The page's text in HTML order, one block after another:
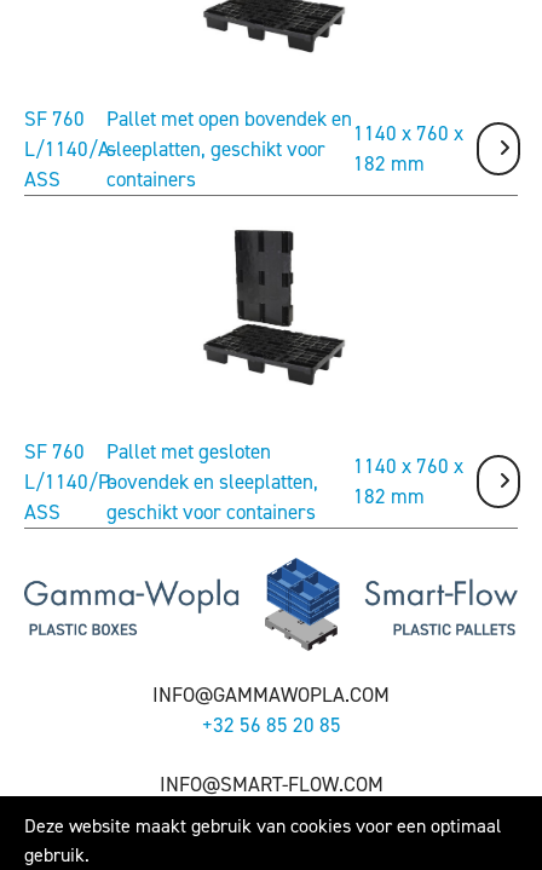
Deze website maakt gebruik van cookies voor een optimaal
gebruik.
SF 760
L/1140/A-
ASS
Pallet met open bovendek en
sleeplatten, geschikt voor
containers
1140 x 760 x
182 mm
SF 760
L/1140/P-
ASS
Pallet met gesloten
bovendek en sleeplatten,
geschikt voor containers
1140 x 760 x
182 mm
INFO@GAMMAWOPLA.COM
+32 56 85 20 85
INFO@SMART-FLOW.COM
+32 56 28 26 90